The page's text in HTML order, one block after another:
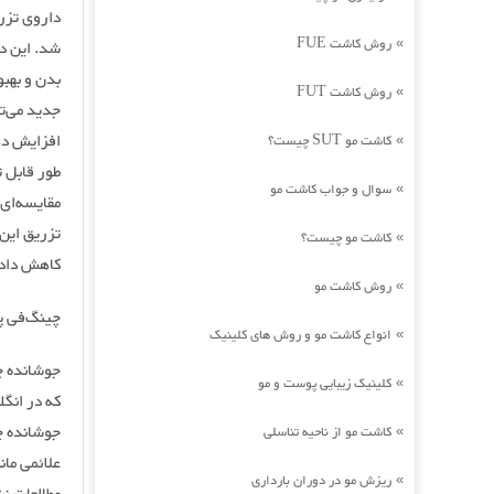
شد. این
بدن و
جدید
افزایش
طور
کاهش
چینگ‌فی
علائمی
» روش کاشت FUE
» روش کاشت FUT
» کاشت مو SUT چیست؟
» سوال و جواب کاشت مو
» کاشت مو چیست؟
» روش کاشت مو
» انواع کاشت مو و روش های کلینیک
» کلینیک زیبایی پوست و مو
» کاشت مو از ناحیه تناسلی
» ریزش مو در دوران بارداری